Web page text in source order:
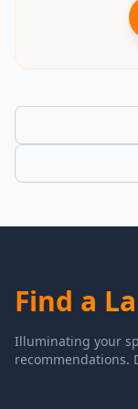
Find a
Illuminating your
recommendations.